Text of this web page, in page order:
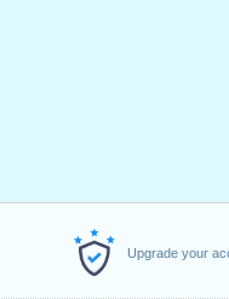
Upgrade your